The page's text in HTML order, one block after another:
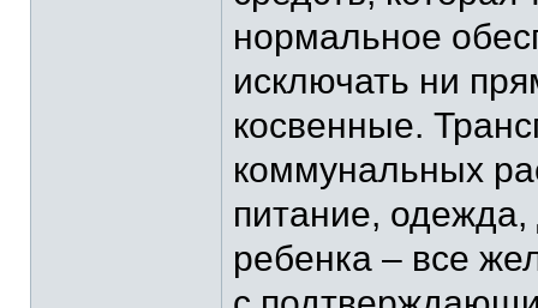
нормальное
исключать ни
косвенные.
коммунальных
питание,
ребенка – все